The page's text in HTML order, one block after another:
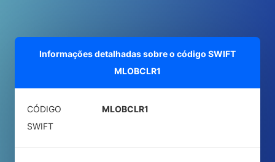
Informações detalhadas sobre o código SWIFT
MLOBCLR1
CÓDIGO
SWIFT
MLOBCLR1